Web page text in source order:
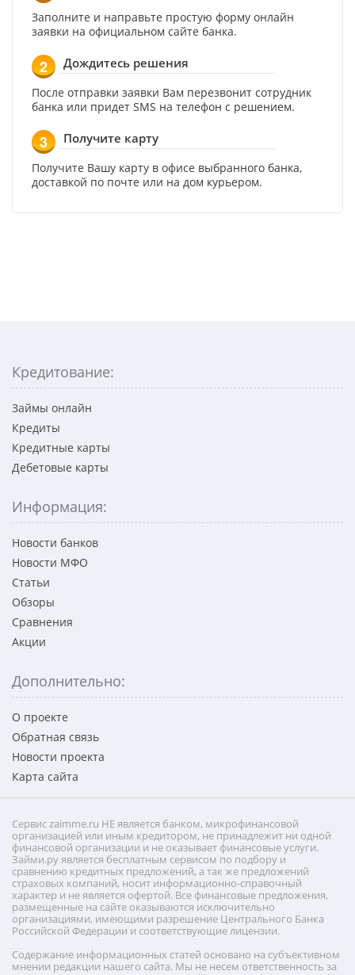
Заполните и направьте простую форму онлайн
заявки на официальном сайте банка.
2 Дождитесь решения
После отправки заявки Вам перезвонит сотрудник
банка или придет SMS на телефон с решением.
3 Получите карту
Получите Вашу карту в офисе выбранного банка,
доставкой по почте или на дом курьером.
Кредитование:
Займы онлайн
Кредиты
Кредитные карты
Дебетовые карты
Информация:
Новости банков
Новости МФО
Статьи
Обзоры
Сравнения
Акции
Дополнительно:
О проекте
Обратная связь
Новости проекта
Карта сайта
Сервис zaimme.ru НЕ является банком, микрофинансовой
организацией или иным кредитором, не принадлежит ни одной
финансовой организации и не оказывает финансовые услуги.
Займи.ру является бесплатным сервисом по подбору и
сравнению кредитных предложений, а так же предложений
страховых компаний, носит информационно-справочный
характер и не является офертой. Все финансовые предложения,
размещенные на сайте оказываются исключительно
организациями, имеющими разрешение Центрального Банка
Российской Федерации и соответствующие лицензии.
Содержание информационных статей основано на субъективном
мнении редакции нашего сайта. Мы не несем ответственность за